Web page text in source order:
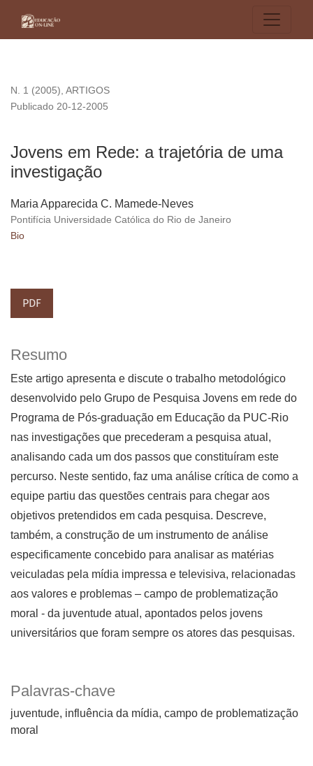
N. 1 (2005), ARTIGOS
Jovens em Rede: a trajetória de uma
investigação
Publicado 20-12-2005
Maria Apparecida C. Mamede-Neves
Pontifícia Universidade Católica do Rio de Janeiro
Bio
PDF
Palavras-chave
juventude influência da mídia campo de problematização
moral
Resumo
Este artigo apresenta e discute o trabalho metodológico
desenvolvido pelo Grupo de Pesquisa Jovens em rede do
Programa de Pós-graduação em Educação da PUC-Rio
nas investigações que precederam a pesquisa atual,
analisando cada um dos passos que constituíram este
percurso. Neste sentido, faz uma análise crítica de como a
equipe partiu das questões centrais para chegar aos
objetivos pretendidos em cada pesquisa. Descreve,
também, a construção de um instrumento de análise
especificamente concebido para analisar as matérias
veiculadas pela mídia impressa e televisiva, relacionadas
aos valores e problemas – campo de problematização
moral - da juventude atual, apontados pelos jovens
universitários que foram sempre os atores das pesquisas.